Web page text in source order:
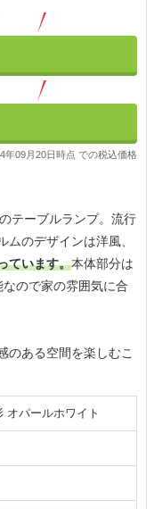
09月20日時点 での税込価格
テーブルランプ。流行
のデザインは洋風、
ています。本体部分は
ので家の雰囲気に合
のある空間を楽しむこ
オパールホワイト